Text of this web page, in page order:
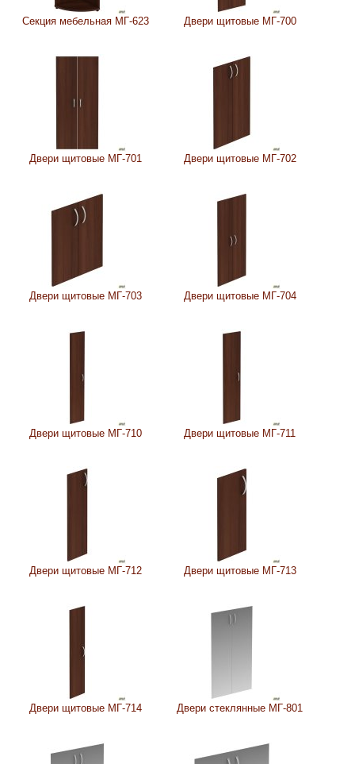
Секция мебельная МГ-623 Двери щитовые МГ-700
Двери щитовые МГ-701 Двери щитовые МГ-702
Двери щитовые МГ-703 Двери щитовые МГ-704
Двери щитовые МГ-710 Двери щитовые МГ-711
Двери щитовые МГ-712 Двери щитовые МГ-713
Двери щитовые МГ-714 Двери стеклянные МГ-801